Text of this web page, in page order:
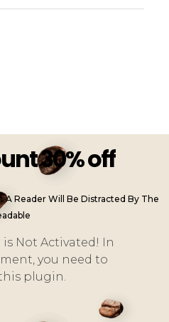
30% off
A Reader Will Be Distracted By The
Not Activated! In
you need to
plugin.